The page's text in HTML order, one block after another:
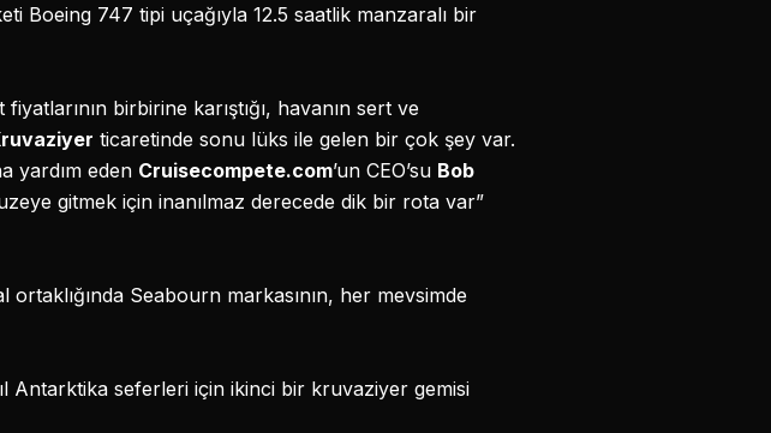
Boeing 747 tipi uçağıyla 12.5 saatlik manzaralı bir
birbirine karıştığı, havanın sert ve
ticaretinde sonu lüks ile gelen bir çok şey var.
yardım eden Cruisecompete.com’un CEO’su Bob
gitmek için inanılmaz derecede dik bir rota var”
Seabourn markasının, her mevsimde
Antarktika seferleri için ikinci bir kruvaziyer gemisi